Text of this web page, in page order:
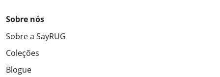
Sobre nós
Sobre a SayRUG
Coleções
Blogue